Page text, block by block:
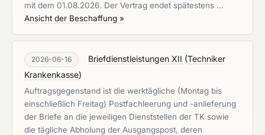
mit dem 01.08.2026. Der Vertrag endet spätestens …
Ansicht der Beschaffung »
2026-06-16 Briefdienstleistungen XII (Techniker
Krankenkasse)
Auftragsgegenstand ist die werktägliche (Montag bis
einschließlich Freitag) Postfachleerung und -anlieferung
der Briefe an die jeweiligen Dienststellen der TK sowie
die tägliche Abholung der Ausgangspost, deren